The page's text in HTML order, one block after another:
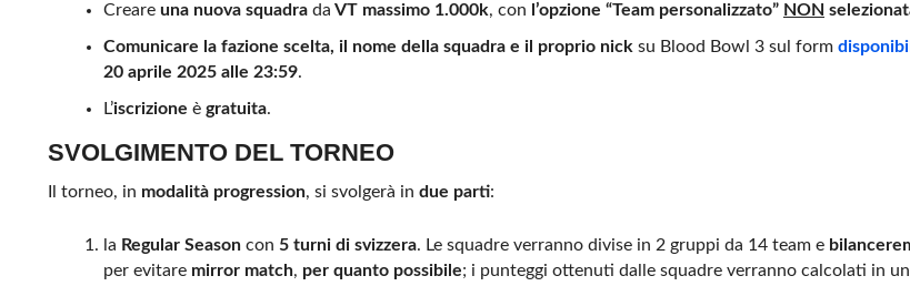
Creare una nuova squadra da VT massimo 1.000k, con l’opzione “Team personalizzato” NON
Comunicare la fazione scelta, il nome della squadra e il proprio nicksu Blood Bowl 3 sul form
20 aprile 2025 alle 23:59.
L’iscrizione è gratuita.
SVOLGIMENTO DEL TORNEO
Il torneo, in modalità progression, si svolgerà in due parti:
la Regular Seasoncon 5 turni di svizzera. Le squadre verranno divise in 2 gruppi da 14 team e
per evitare mirror match, per quanto possibile; i punteggi ottenuti dalle squadre verranno calcolati in